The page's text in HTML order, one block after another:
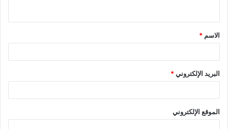
ق
*
الاسم *
البريد الإلكتروني*
الموقع الإلكتروني